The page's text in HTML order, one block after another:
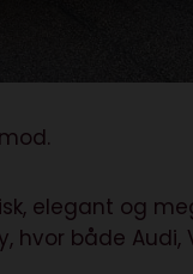
elegant og
hvor både Audi,